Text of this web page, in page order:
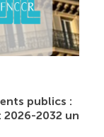
publics :
2032 un